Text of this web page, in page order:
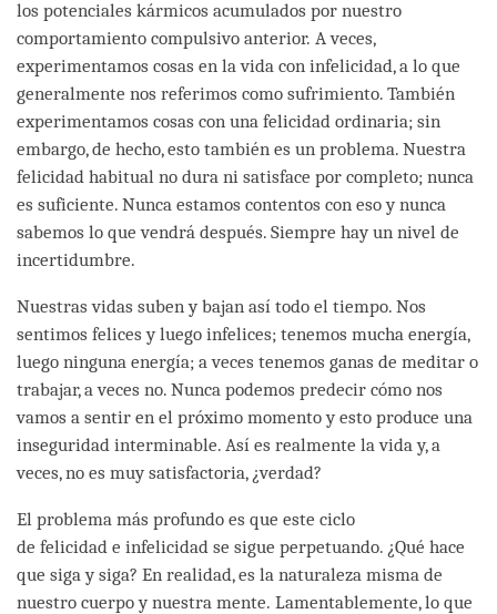
los potenciales kármicos acumulados por nuestro
comportamiento compulsivo anterior. A veces,
experimentamos cosas en la vida con infelicidad, a lo que
generalmente nos referimos como sufrimiento. También
experimentamos cosas con una felicidad ordinaria; sin
embargo, de hecho, esto también es un problema. Nuestra
felicidad habitual no dura ni satisface por completo; nunca
es suficiente. Nunca estamos contentos con eso y nunca
sabemos lo que vendrá después. Siempre hay un nivel de
incertidumbre.
Nuestras vidas suben y bajan así todo el tiempo. Nos
sentimos felices y luego infelices; tenemos mucha energía,
luego ninguna energía; a veces tenemos ganas de meditar o
trabajar, a veces no. Nunca podemos predecir cómo nos
vamos a sentir en el próximo momento y esto produce una
inseguridad interminable. Así es realmente la vida y, a
veces, no es muy satisfactoria, ¿verdad?
El problema más profundo es que este ciclo
de felicidad e infelicidad se sigue perpetuando. ¿Qué hace
que siga y siga? En realidad, es la naturaleza misma de
nuestro cuerpo y nuestra mente. Lamentablemente, lo que